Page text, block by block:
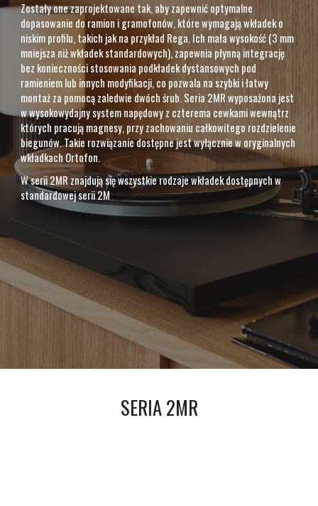
Zostały one zaprojektowane tak, aby zapewnić optymalne
dopasowanie do ramion i gramofonów, które wymagają wkładek o
niskim profilu, takich jak na przykład Rega. Ich mała wysokość (3 mm
mniejsza niż wkładek standardowych), zapewnia płynną integrację
bez konieczności stosowania podkładek dystansowych pod
ramieniem lub innych modyfikacji, co pozwala na szybki i łatwy
montaż za pomocą zaledwie dwóch śrub. Seria 2MR wyposażona jest
w wysokowydajny system napędowy z czterema cewkami wewnątrz
których pracują magnesy, przy zachowaniu całkowitego rozdzielenie
biegunów. Takie rozwiązanie dostępne jest wyłącznie w oryginalnych
wkładkach Ortofon.
W serii 2MR znajdują się wszystkie rodzaje wkładek dostępnych w
standardowej serii 2M
SERIA 2MR